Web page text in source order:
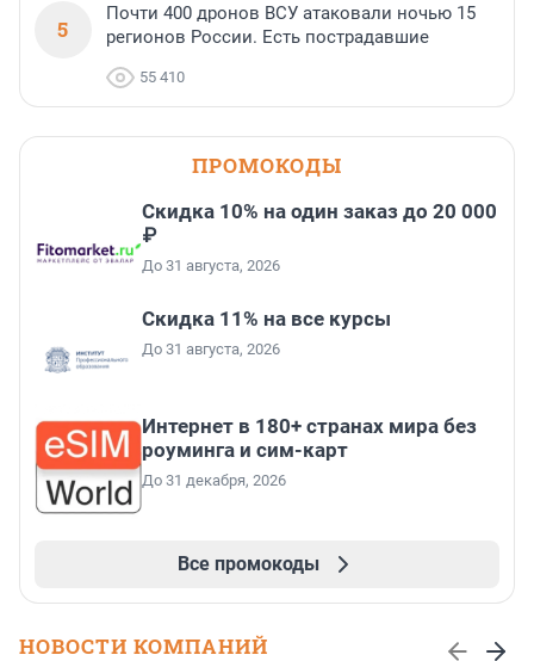
5
Почти 400 дронов ВСУ атаковали ночью 15
регионов России. Есть пострадавшие
55 410
ПРОМОКОДЫ
Скидка 10% на один заказ до 20 000
₽
До 31 августа, 2026
Скидка 11% на все курсы
До 31 августа, 2026
Интернет в 180+ странах мира без
роуминга и сим-карт
До 31 декабря, 2026
Все промокоды
НОВОСТИ КОМПАНИЙ